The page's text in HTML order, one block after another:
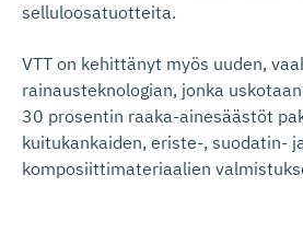
selluloosatuotteita.
VTT on kehittänyt myös uuden,
rainausteknologian, jonka
30 prosentin raaka-ainesäästöt
kuitukankaiden, eriste-, suodatin-
komposiittimateriaalien